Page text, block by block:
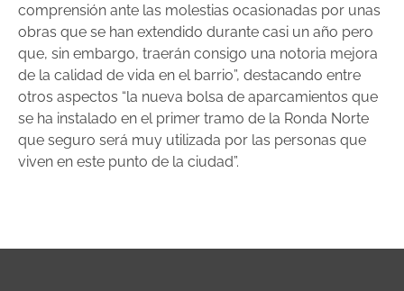
comprensión ante las molestias ocasionadas por unas
obras que se han extendido durante casi un año pero
que, sin embargo, traerán consigo una notoria mejora
de la calidad de vida en el barrio”, destacando entre
otros aspectos “la nueva bolsa de aparcamientos que
se ha instalado en el primer tramo de la Ronda Norte
que seguro será muy utilizada por las personas que
viven en este punto de la ciudad”.